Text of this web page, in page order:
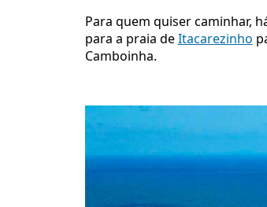
Para quem quiser caminhar,
para a praia deItacarezinho
Camboinha.